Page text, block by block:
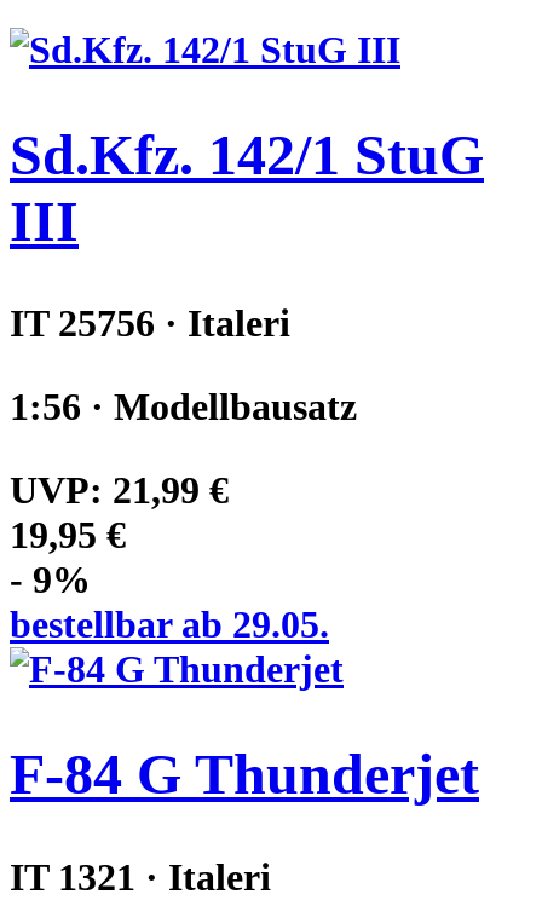
Sd.Kfz. 142/1 StuG
III
IT 25756 · Italeri
1:56 · Modellbausatz
UVP: 21,99 €
19,95 €
- 9%
bestellbar ab 29.05.
F-84 G Thunderjet
IT 1321 · Italeri